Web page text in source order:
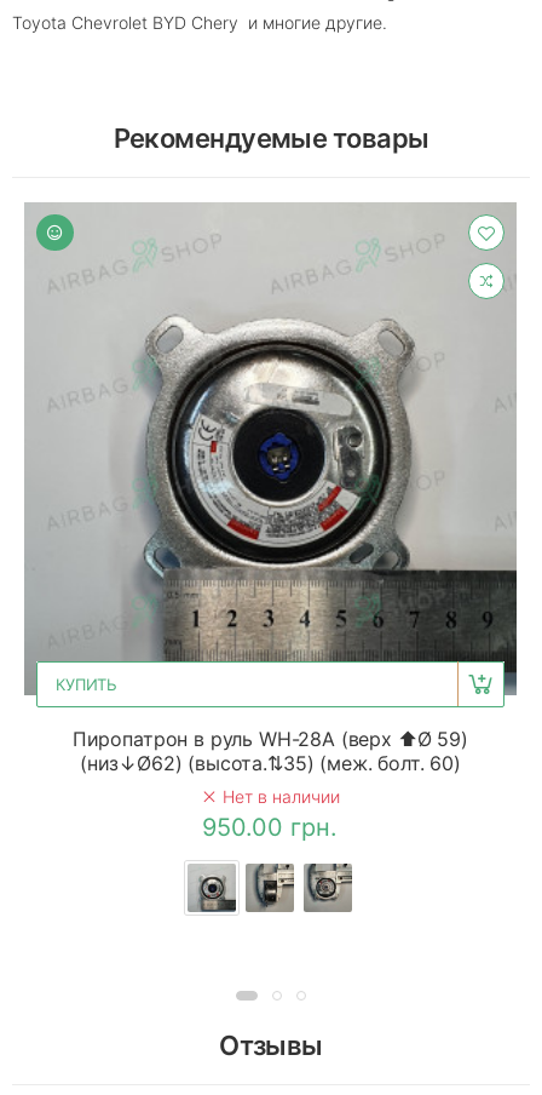
Toyota Chevrolet BYD Chery и многие другие.
Рекомендуемые товары
КУПИТЬ
Пиропатрон в руль WH-28A (верх ⬆Ø 59)
(низ↓Ø62) (высота.⇅35) (меж. болт. 60)
Нет в наличии
950.00 грн.
Отзывы